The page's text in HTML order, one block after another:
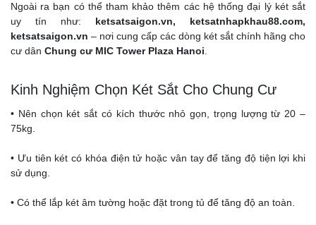
Ngoài ra bạn có thể tham khảo thêm các hệ thống đại lý két sắt
uy tín như: ketsatsaigon.vn, ketsatnhapkhau88.com,
ketsatsaigon.vn – nơi cung cấp các dòng két sắt chính hãng cho
cư dân Chung cư MIC Tower Plaza Hanoi
Kinh Nghiệm Chọn Két Sắt Cho Chung Cư
• Nên chọn két sắt có kích thước nhỏ gọn, trọng lượng từ 20 –
75kg.
• Ưu tiên két có khóa điện tử hoặc vân tay để tăng độ tiện lợi khi
sử dụng.
• Có thể lắp két âm tường hoặc đặt trong tủ để tăng độ an toàn.